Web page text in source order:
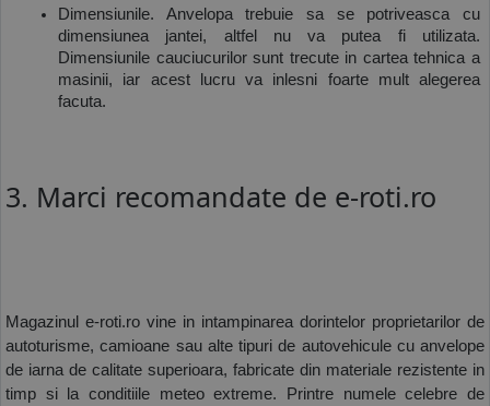
Dimensiunile. Anvelopa trebuie sa se potriveasca cu
dimensiunea jantei, altfel nu va putea fi utilizata.
Dimensiunile cauciucurilor sunt trecute in cartea tehnica a
masinii, iar acest lucru va inlesni foarte mult alegerea
facuta.
3. Marci recomandate de e-roti.ro
Magazinul e-roti.ro vine in intampinarea dorintelor proprietarilor de
autoturisme, camioane sau alte tipuri de autovehicule cu anvelope
de iarna de calitate superioara, fabricate din materiale rezistente in
timp si la conditiile meteo extreme. Printre numele celebre de